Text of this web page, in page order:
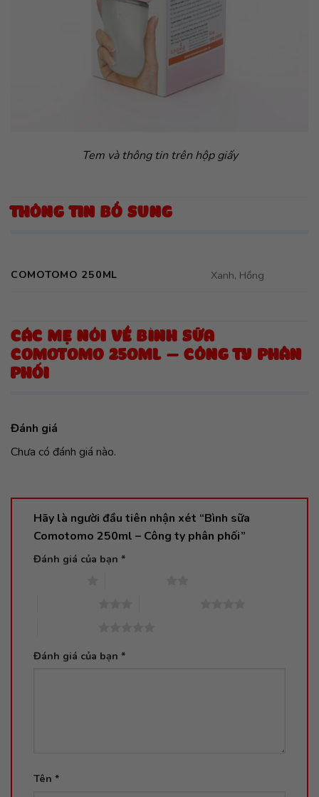
Tem và thông tin trên hộp giấy
THÔNG TIN BỔ SUNG
COMOTOMO 250ML Xanh, Hồng
CÁC MẸ NÓI VỀ BÌNH SỮA
COMOTOMO 250ML – CÔNG TY PHÂN
PHỐI
Đánh giá
Chưa có đánh giá nào.
Hãy là người đầu tiên nhận xét “Bình sữa
Comotomo 250ml – Công ty phân phối”
Đánh giá của bạn *
Đánh giá của bạn *
Tên *